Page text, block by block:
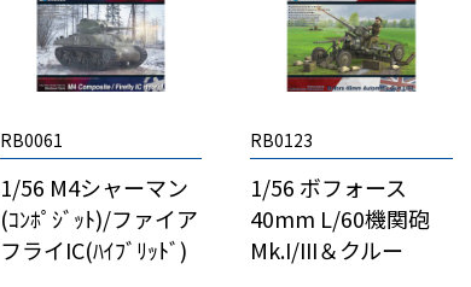
RB0061
1/56 M4シャーマン
(ｺﾝﾎﾟｼﾞｯﾄ)/ファイア
フライIC(ﾊｲﾌﾞﾘｯﾄﾞ)
RB0123
1/56 ボフォース
40mm L/60機関砲
Mk.I/III＆クルー